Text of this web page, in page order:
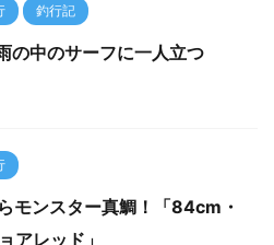
釣行記
の中のサーフに一人立つ
モンスター真鯛！「84cm・
アレッド」